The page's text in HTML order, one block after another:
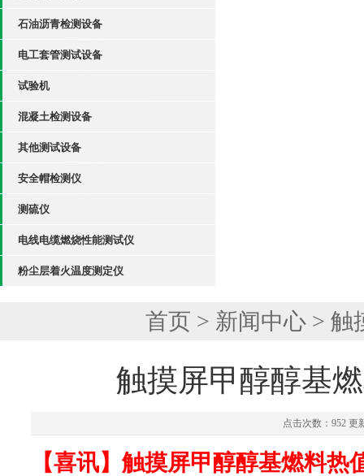
石油沥青检测设备
电工套管测试设备
试验机
混凝土检测设备
其他测试设备
安全帽检测仪
测硫仪
电线电缆燃烧性能测试仪
粉尘层着火温度测定仪
首页 > 新闻中心 > 触
触摸屏甲醇醇基
点击次数：952 更
【喜讯】触摸屏甲醇醇基燃料